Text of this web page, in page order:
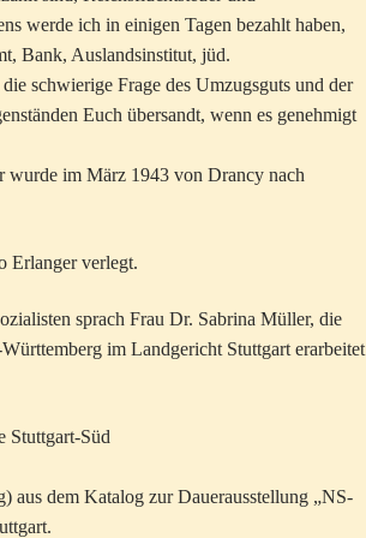
werde ich in einigen Tagen bezahlt haben,
Bank, Auslandsinstitut, jüd.
schwierige Frage des Umzugsguts und der
Euch übersandt, wenn es genehmigt
wurde im März 1943 von Drancy nach
Erlanger verlegt.
sprach Frau Dr. Sabrina Müller, die
im Landgericht Stuttgart erarbeitet
Stuttgart-Süd
dem Katalog zur Dauerausstellung „NS-